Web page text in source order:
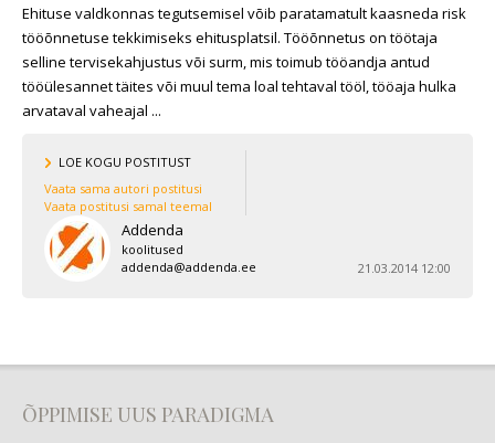
Ehituse valdkonnas tegutsemisel võib paratamatult kaasneda risk
tööõnnetuse tekkimiseks ehitusplatsil. Tööõnnetus on töötaja
selline tervisekahjustus või surm, mis toimub tööandja antud
tööülesannet täites või muul tema loal tehtaval tööl, tööaja hulka
arvataval vaheajal ...
LOE KOGU POSTITUST
Vaata sama autori postitusi
Vaata postitusi samal teemal
Addenda
koolitused
addenda@addenda.ee
21.03.2014 12:00
ÕPPIMISE UUS PARADIGMA